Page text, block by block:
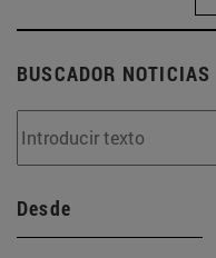
BUSCADOR NOTICIAS
Desde